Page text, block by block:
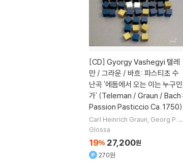
[CD] Gyorgy Vashegyi 텔레
만 / 그라운 / 바흐: 파스티초 수
난곡 '에돔에서 오는 이는 누구인
가' (Teleman / Graun / Bach:
Passion Pasticcio Ca. 1750)
Carl Heinrich Graun Georg P. T
elemann
2명
Glossa
19% 27,200원
270원